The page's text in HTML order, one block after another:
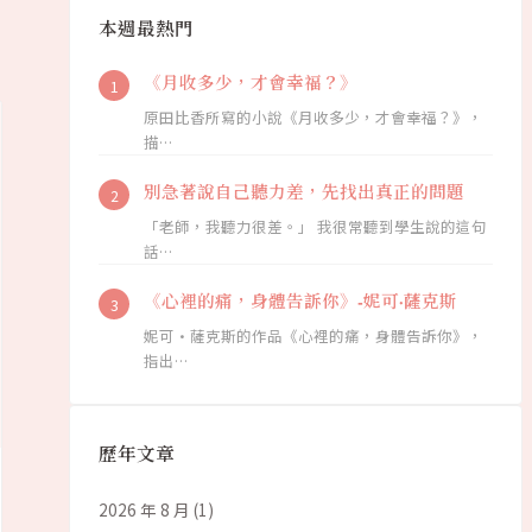
本週最熱門
《月收多少，才會幸福？》
原田比香所寫的小說《月收多少，才會幸福？》，
描…
別急著說自己聽力差，先找出真正的問題
「老師，我聽力很差。」 我很常聽到學生說的這句
話…
《心裡的痛，身體告訴你》-妮可·薩克斯
妮可·薩克斯的作品《心裡的痛，身體告訴你》，
指出…
歷年文章
2026 年 8 月 (1)